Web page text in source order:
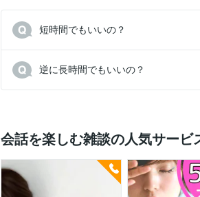
短時間でもいいの？
逆に長時間でもいいの？
会話を楽しむ雑談の人気サービ